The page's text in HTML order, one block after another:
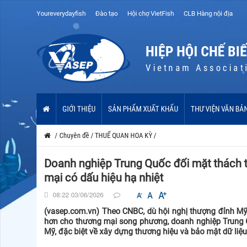
Youreverydayfish Đào tạo Hội chợ VietFish CLB Hàng nội địa
HIỆP HỘI CHẾ
Vietnam
GIỚI THIỆU SẢN PHẨM XUẤT KHẨU THƯ VIỆN VĂN
/ Chuyên đề /THUẾ QUAN HOA KỲ /
Doanh nghiệp Trung Quốc đối mặt
mại có dấu hiệu hạ nhiệt
08:22 03/06/2026
(vasep.com.vn) Theo CNBC, dù hội nghị thượng đỉnh
hơn cho thương mại song phương, doanh nghiệp
Mỹ, đặc biệt về xây dựng thương hiệu và bảo mật dữ